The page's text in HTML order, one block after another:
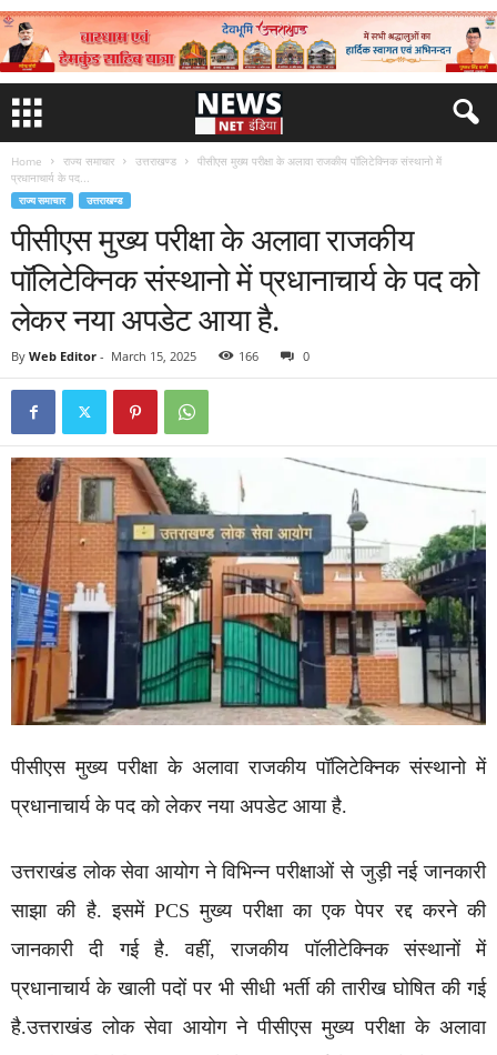
Home राज्य समाचार उत्तराखण्ड
पीसीएस मुख्य परीक्षा के अलावा राजकीय पॉलिटेक्निक संस्थानो में
प्रधानाचार्य के पद...
राज्य समाचार उत्तराखण्ड
पीसीएस मुख्य परीक्षा के अलावा राजकीय
पॉलिटेक्निक संस्थानो में प्रधानाचार्य के पद को
लेकर नया अपडेट आया है.
By Web Editor - March 15, 2025 166 0
पीसीएस मुख्य परीक्षा के अलावा राजकीय पॉलिटेक्निक संस्थानो में
प्रधानाचार्य के पद को लेकर नया अपडेट आया है.
उत्तराखंड लोक सेवा आयोग ने विभिन्न परीक्षाओं से जुड़ी नई जानकारी
साझा की है. इसमें PCS मुख्य परीक्षा का एक पेपर रद्द करने की
जानकारी दी गई है. वहीं, राजकीय पॉलीटेक्निक संस्थानों में
प्रधानाचार्य के खाली पदों पर भी सीधी भर्ती की तारीख घोषित की गई
है.उत्तराखंड लोक सेवा आयोग ने पीसीएस मुख्य परीक्षा के अलावा